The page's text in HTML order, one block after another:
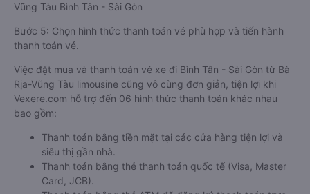
Vũng Tàu Bình Tân - Sài Gòn
Bước 5: Chọn hình thức thanh toán vé phù hợp và tiến hành
thanh toán vé.
Việc đặt mua và thanh toán vé xe đi Bình Tân - Sài Gòn từ Bà
Rịa-Vũng Tàu limousine cũng vô cùng đơn giản, tiện lợi khi
Vexere.com hỗ trợ đến 06 hình thức thanh toán khác nhau
bao gồm:
Thanh toán bằng tiền mặt tại các cửa hàng tiện lợi và
siêu thị gần nhà.
Thanh toán bằng thẻ thanh toán quốc tế (Visa, Master
Card, JCB).